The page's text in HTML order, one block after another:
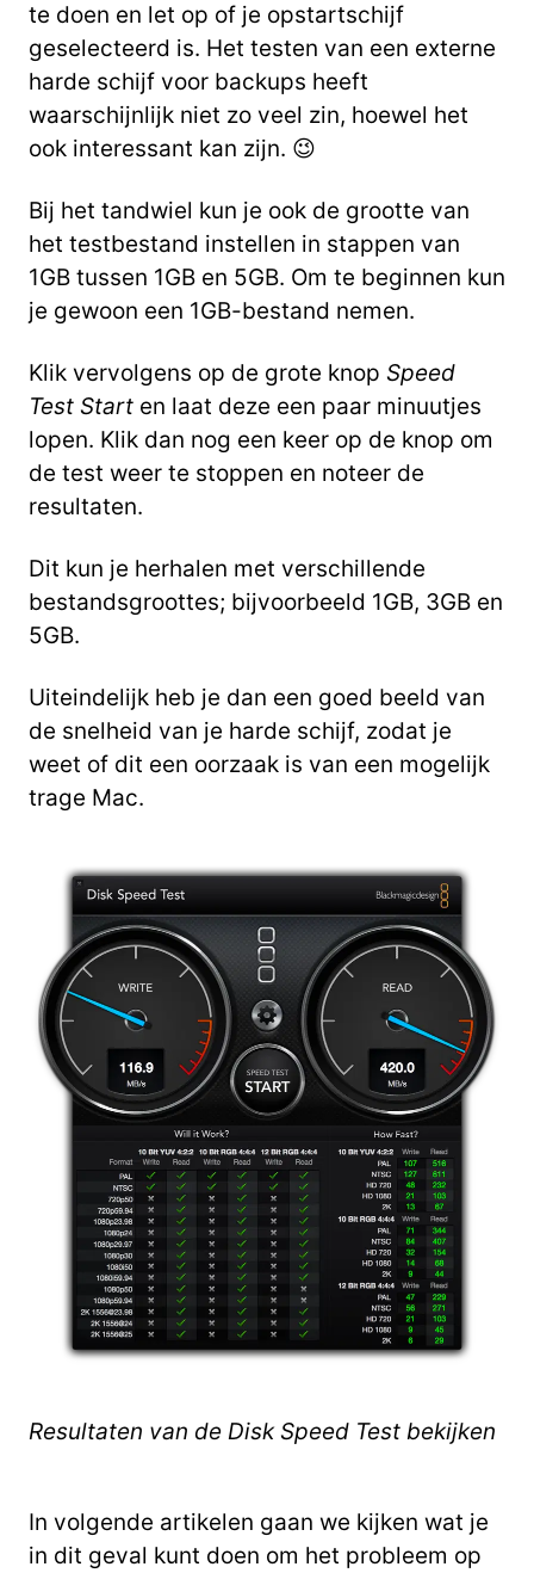
te doen en let op of je opstartschijf
geselecteerd is. Het testen van een externe
harde schijf voor backups heeft
waarschijnlijk niet zo veel zin, hoewel het
ook interessant kan zijn. 😉
Bij het tandwiel kun je ook de grootte van
het testbestand instellen in stappen van
1GB tussen 1GB en 5GB. Om te beginnen kun
je gewoon een 1GB-bestand nemen.
Klik vervolgens op de grote knop Speed
Test Start en laat deze een paar minuutjes
lopen. Klik dan nog een keer op de knop om
de test weer te stoppen en noteer de
resultaten.
Dit kun je herhalen met verschillende
bestandsgroottes; bijvoorbeeld 1GB, 3GB en
5GB.
Uiteindelijk heb je dan een goed beeld van
de snelheid van je harde schijf, zodat je
weet of dit een oorzaak is van een mogelijk
trage Mac.
Resultaten van de Disk Speed Test bekijken
In volgende artikelen gaan we kijken wat je
in dit geval kunt doen om het probleem op